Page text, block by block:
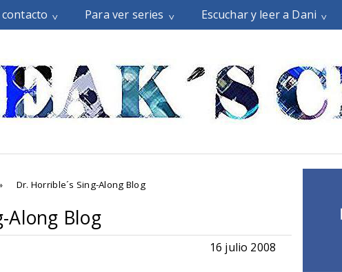
Para ver series Escuchar y leer a Dani
Dr. Horrible´s Sing-Along Blog
Along Blog
16 julio 2008